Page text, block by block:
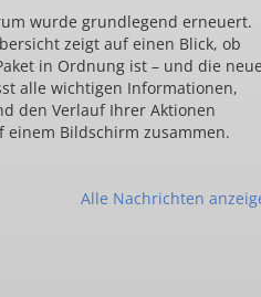
wurde grundlegend erneuert.
zeigt auf einen Blick, ob
in Ordnung ist – und die neue
alle wichtigen Informationen,
den Verlauf Ihrer Aktionen
einem Bildschirm zusammen.
Alle Nachrichten